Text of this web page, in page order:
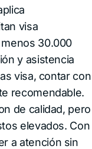
visa
30.000
y asistencia
visa, contar con
recomendable.
de calidad, pero
elevados. Con
a atención sin